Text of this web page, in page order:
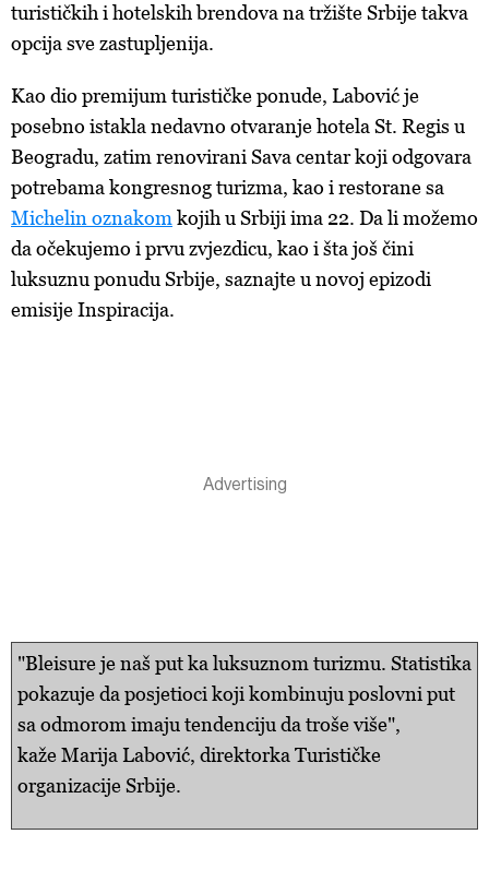
turističkih i hotelskih brendova na tržište Srbije takva
opcija sve zastupljenija.
Kao dio premijum turističke ponude, Labović je
posebno istakla nedavno otvaranje hotela St. Regis u
Beogradu, zatim renovirani Sava centar koji odgovara
potrebama kongresnog turizma, kao i restorane sa
Michelin oznakom kojih u Srbiji ima 22. Da li možemo
da očekujemo i prvu zvjezdicu, kao i šta još čini
luksuznu ponudu Srbije, saznajte u novoj epizodi
emisije Inspiracija.
"Bleisure je naš put ka luksuznom turizmu. Statistika
pokazuje da posjetioci koji kombinuju poslovni put
sa odmorom imaju tendenciju da troše više",
kaže Marija Labović, direktorka Turističke
organizacije Srbije.